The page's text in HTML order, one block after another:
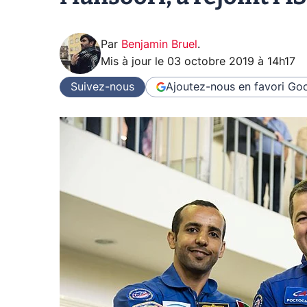
Par Benjamin Bruel .
Mis à jour le 03 octobre 2019 à 14h17
Suivez-nous Ajoutez-nous en favori